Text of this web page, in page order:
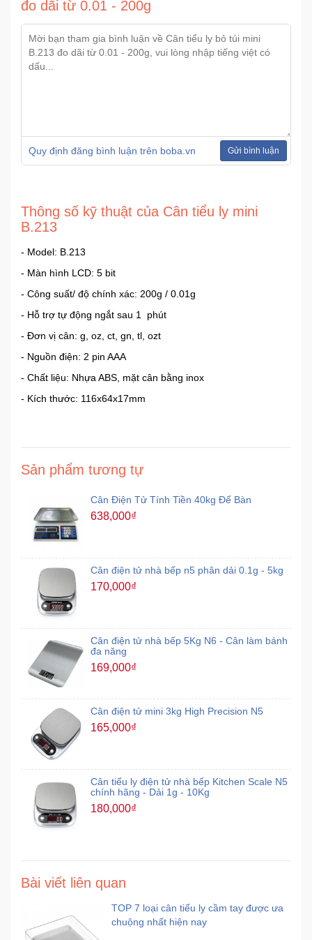
đo dãi từ 0.01 - 200g
Quy định đăng bình luận trên boba.vn Gửi bình luận
Thông số kỹ thuật của Cân tiểu ly mini
B.213
- Model: B.213
- Màn hình LCD: 5 bit
- Công suất/ độ chính xác: 200g / 0.01g
- Hỗ trợ tự động ngắt sau 1 phút
- Đơn vị cân: g, oz, ct, gn, tl, ozt
- Nguồn điện: 2 pin AAA
- Chất liệu: Nhựa ABS, mặt cân bằng inox
- Kích thước: 116x64x17mm
Sản phẩm tương tự
Cân Điện Tử Tính Tiền 40kg Để Bàn
638,000₫
Cân điện tử nhà bếp n5 phân dải 0.1g - 5kg
170,000₫
Cân điện tử nhà bếp 5Kg N6 - Cân làm bánh
đa năng
169,000₫
Cân điện tử mini 3kg High Precision N5
165,000₫
Cân tiểu ly điện tử nhà bếp Kitchen Scale N5
chính hãng - Dải 1g - 10Kg
180,000₫
Bài viết liên quan
TOP 7 loại cân tiểu ly cầm tay được ưa
chuộng nhất hiện nay